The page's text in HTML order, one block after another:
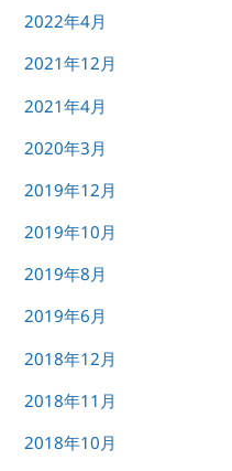
2022年4月
2021年12月
2021年4月
2020年3月
2019年12月
2019年10月
2019年8月
2019年6月
2018年12月
2018年11月
2018年10月